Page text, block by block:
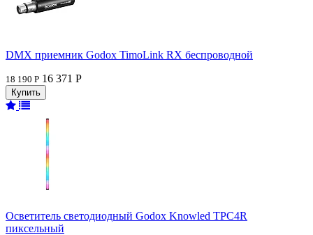
DMX приемник Godox TimoLink RX беспроводной
18 190 Р 16 371 Р
Осветитель светодиодный Godox Knowled TPC4R
пиксельный